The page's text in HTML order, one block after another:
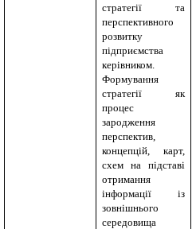
стратегії та
перспективного
розвитку
підприємства
керівником.
Формування
стратегії як
процес
зародження
перспектив,
концепцій, карт,
схем на підставі
отримання
інформації із
зовнішнього
середовища